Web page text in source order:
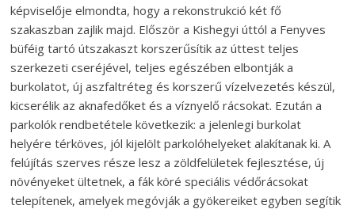
képviselője elmondta, hogy a rekonstrukció két fő
szakaszban zajlik majd. Először a Kishegyi úttól a Fenyves
büféig tartó útszakaszt korszerűsítik az úttest teljes
szerkezeti cseréjével, teljes egészében elbontják a
burkolatot, új aszfaltréteg és korszerű vízelvezetés készül,
kicserélik az aknafedőket és a víznyelő rácsokat. Ezután a
parkolók rendbetétele következik: a jelenlegi burkolat
helyére térköves, jól kijelölt parkolóhelyeket alakítanak ki. A
felújítás szerves része lesz a zöldfelületek fejlesztése, új
növényeket ültetnek, a fák köré speciális védőrácsokat
telepítenek, amelyek megóvják a gyökereiket egyben segítik